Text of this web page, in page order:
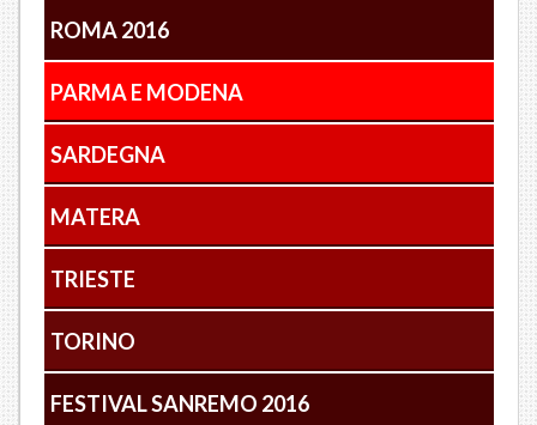
ROMA 2016
PARMA E MODENA
SARDEGNA
MATERA
TRIESTE
TORINO
FESTIVAL SANREMO 2016